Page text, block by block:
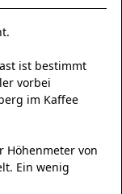
ist bestimmt
vorbei
im Kaffee
Höhenmeter von
Ein wenig